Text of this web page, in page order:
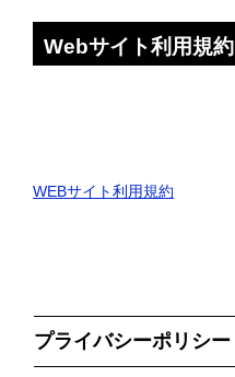
Webサイト利用規約
WEBサイト利用規約
プライバシーポリシー